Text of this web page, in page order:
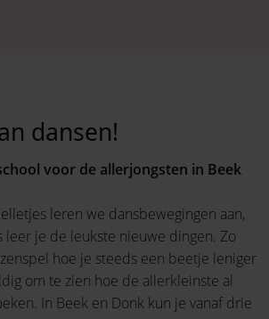
dansen!
voor de allerjongsten in Beek
leren we dansbewegingen aan,
je de leukste nieuwe dingen. Zo
hoe je steeds een beetje leniger
om te zien hoe de allerkleinste al
In Beek en Donk kun je vanaf drie